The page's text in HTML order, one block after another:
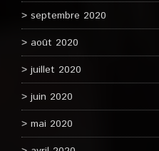
septembre 2020
août 2020
juillet 2020
juin 2020
mai 2020